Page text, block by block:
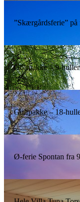
”Skærgårdsferie” på
Golfpakke – 9-
Golfpakke – 18-
Ø-ferie Spontan fra